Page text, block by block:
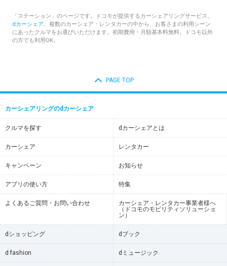
「ステーション」のページです。ドコモが提供するカーシェアリングサービス、
dカーシェア。複数のカーシェア・レンタカーの中から、お客さまの利用シーン
にあったクルマをお選びいただけます。初期費用・月額基本料無料。ドコモ以外
の方でも利用OK。
PAGE TOP
カーシェアリングのdカーシェア
クルマを探す dカーシェアとは
カーシェア レンタカー
キャンペーン お知らせ
アプリの使い方 特集
よくあるご質問・お問い合わせ
カーシェア・レンタカー事業者様へ
（ドコモのモビリティソリューショ
ン）
dショッピング dブック
d fashion dミュージック